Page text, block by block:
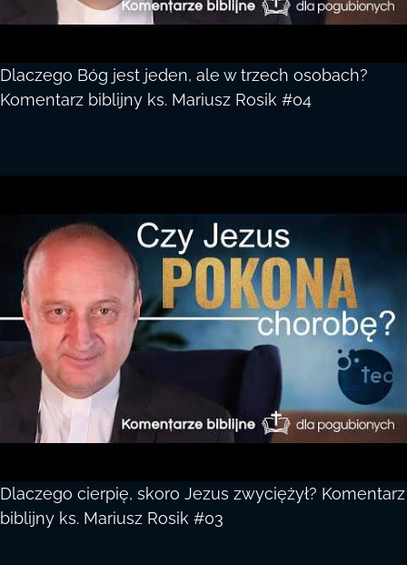
Dlaczego Bóg jest jeden, ale w trzech osobach?
Komentarz biblijny ks. Mariusz Rosik #04
Dlaczego cierpię, skoro Jezus zwyciężył? Komentarz
biblijny ks. Mariusz Rosik #03